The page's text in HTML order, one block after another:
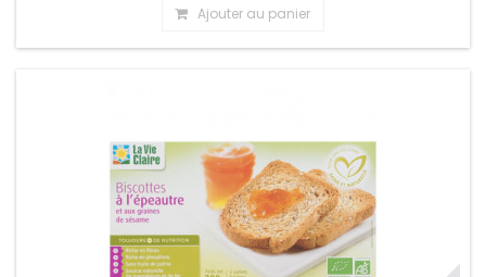
Ajouter au panier